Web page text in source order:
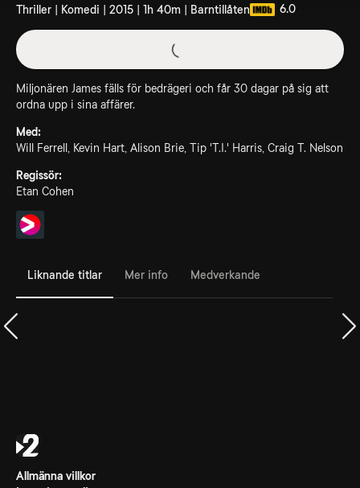
Thriller | Komedi | 2015 | 1h 40m | Barntillåten 6.0
Miljonären James fälls för bedrägeri och får 30 dagar på sig att
ordna upp i sina affärer.
Med:
Will Ferrell, Kevin Hart, Alison Brie, Tip 'T.I.' Harris, Craig T. Nelson
Regissör:
Etan Cohen
Liknande titlar Mer info Medverkande
Allmänna villkor